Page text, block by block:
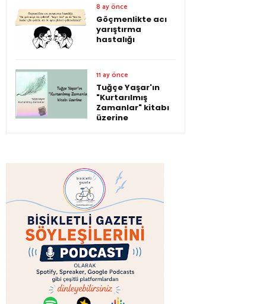
8 ay önce
Göçmenlikte acı
yarıştırma
hastalığı
11 ay önce
Tuğçe Yaşar'ın
"Kurtarılmış
Zamanlar" kitabı
üzerine